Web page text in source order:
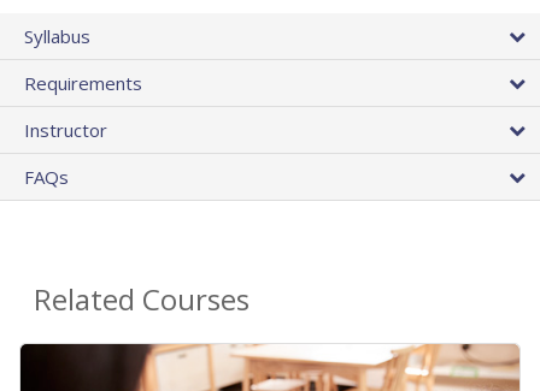
Syllabus
Requirements
Instructor
FAQs
Related Courses